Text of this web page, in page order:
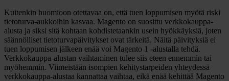
Kuitenkin huomioon otettavaa on, että tuen loppumisen myötä riski
tietoturva-aukkoihin kasvaa. Magento on suosittu verkkokauppa-
alusta ja siksi sitä kohtaan kohdistetaankin usein hyökkäyksiä, joten
säännölliset tietoturvapäivitykset ovat tärkeitä. Näitä päivityksiä ei
tuen loppumisen jälkeen enää voi Magento 1 -alustalla tehdä.
Verkkokauppa-alustan vaihtaminen tulee siis eteen ennemmin tai
myöhemmin. Viimeistään isompien kehitystarpeiden yhteydessä
verkkokauppa-alustaa kannattaa vaihtaa, eikä enää kehittää Magento